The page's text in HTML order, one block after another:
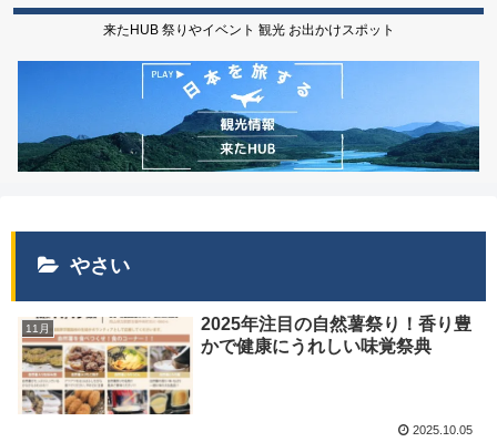
来たHUB 祭りやイベント 観光 お出かけスポット
やさい
11月
2025年注目の自然薯祭り！香り豊
かで健康にうれしい味覚祭典
2025.10.05